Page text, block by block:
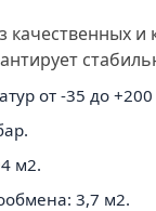
качественных
от -35 до +200
м2.
3,7 м2.